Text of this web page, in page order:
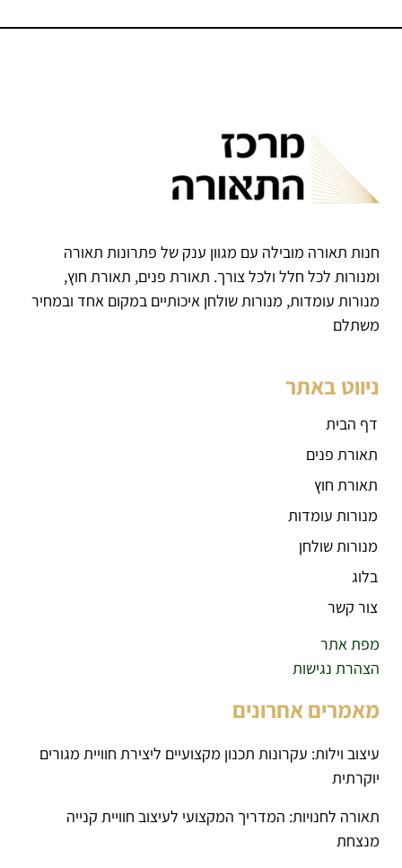
חנות תאורה מובילה עם מגוון ענק של פתרונות תאורה
ומנורות לכל חלל ולכל צורך. תאורת פנים, תאורת חוץ,
מנורות עומדות, מנורות שולחן איכותיים במקום אחד ובמחיר
משתלם
ניווט באתר
דף הבית
תאורת פנים
תאורת חוץ
מנורות עומדות
מנורות שולחן
בלוג
צור קשר
מפת אתר
הצהרת נגישות
מאמרים אחרונים
עיצוב וילות: עקרונות תכנון מקצועיים ליצירת חוויית מגורים
יוקרתית
תאורה לחנויות: המדריך המקצועי לעיצוב חוויית קנייה
מנצחת